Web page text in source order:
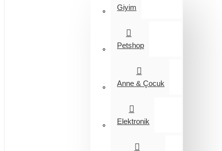
Giyim
Petshop
Anne & Çocuk
Elektronik